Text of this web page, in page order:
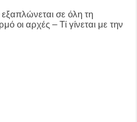
σε όλη τη
οι αρχές – Τί γίνεται με την